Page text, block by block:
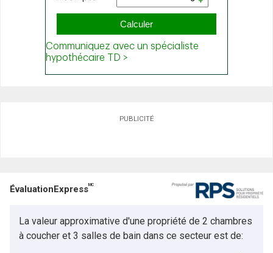
PUBLICITÉ
ÉvaluationExpressMC
La valeur approximative d'une propriété de 2 chambres
à coucher et 3 salles de bain dans ce secteur est de: